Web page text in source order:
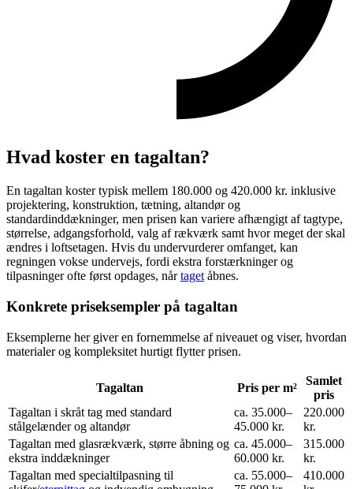
Hvad koster en tagaltan?
En tagaltan koster typisk mellem 180.000 og 420.000 kr. inklusive
projektering, konstruktion, tætning, altandør og
standardinddækninger, men prisen kan variere afhængigt af tagtype,
størrelse, adgangsforhold, valg af rækværk samt hvor meget der skal
ændres i loftsetagen. Hvis du undervurderer omfanget, kan
regningen vokse undervejs, fordi ekstra forstærkninger og
tilpasninger ofte først opdages, nårtaget åbnes.
Konkrete priseksempler på tagaltan
Eksemplerne her giver en fornemmelse af niveauet og viser, hvordan
materialer og kompleksitet hurtigt flytter prisen.
Tagaltan Pris per m²
Samlet
pris
Tagaltan i skråt tag med standard
stålgelænder og altandør
ca. 35.000–
45.000 kr.
220.000
kr.
Tagaltan med glasrækværk, større åbning og
ekstra inddækninger
ca. 45.000–
60.000 kr.
315.000
kr.
Tagaltan med specialtilpasning til
ca. 55.000–
410.000